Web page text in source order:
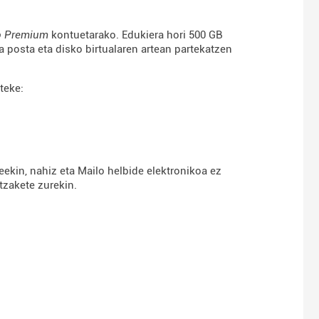
Premium kontuetarako. Edukiera hori 500 GB
eta disko birtualaren artean partekatzen
nahiz eta Mailo helbide elektronikoa ez
zurekin.